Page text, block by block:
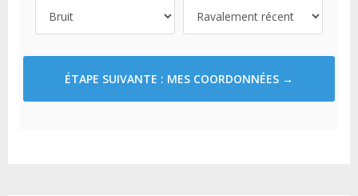
ÉTAPE SUIVANTE : MES COORDONNÉES →